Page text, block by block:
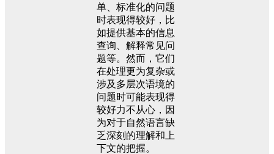
单、标准化的问题
时表现得较好，比
如提供基本的信息
查询、解释常见问
题等。然而，它们
在处理更为复杂或
涉及多层次语境的
问题时可能表现得
较好力不从心，因
为对于自然语言缺
乏深刻的理解和上
下文的把握。